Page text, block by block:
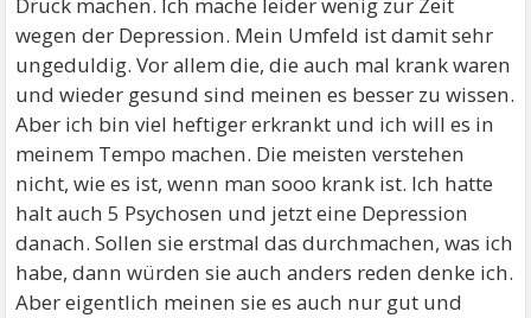
Druck machen. Ich mache leider wenig zur Zeit
wegen der Depression. Mein Umfeld ist damit sehr
ungeduldig. Vor allem die, die auch mal krank waren
und wieder gesund sind meinen es besser zu wissen.
Aber ich bin viel heftiger erkrankt und ich will es in
meinem Tempo machen. Die meisten verstehen
nicht, wie es ist, wenn man sooo krank ist. Ich hatte
halt auch 5 Psychosen und jetzt eine Depression
danach. Sollen sie erstmal das durchmachen, was ich
habe, dann würden sie auch anders reden denke ich.
Aber eigentlich meinen sie es auch nur gut und